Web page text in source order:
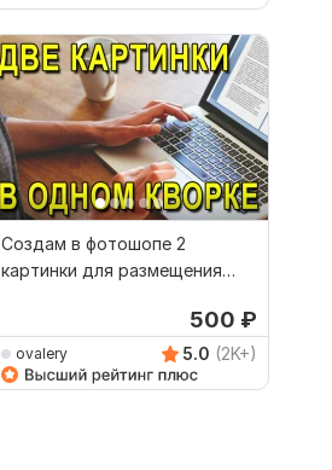
Создам в фотошопе 2
картинки для размещения
500 ₽
ovalery 5.0 (2K+)